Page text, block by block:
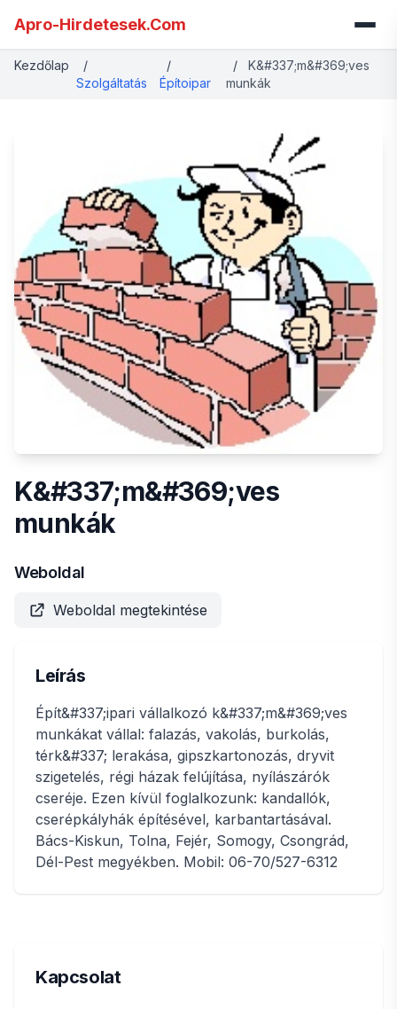
Apro-Hirdetesek.Com
Kezdőlap
/
Szolgáltatás
/
Építoipar
/
K&#337;m&#369;ves
munkák
K&#337;m&#369;ves
munkák
Weboldal
Weboldal megtekintése
Leírás
Épít&#337;ipari vállalkozó k&#337;m&#369;ves
munkákat vállal: falazás, vakolás, burkolás,
térk&#337; lerakása, gipszkartonozás, dryvit
szigetelés, régi házak felújítása, nyílászárók
cseréje. Ezen kívül foglalkozunk: kandallók,
cserépkályhák építésével, karbantartásával.
Bács-Kiskun, Tolna, Fejér, Somogy, Csongrád,
Dél-Pest megyékben. Mobil: 06-70/527-6312
Kapcsolat